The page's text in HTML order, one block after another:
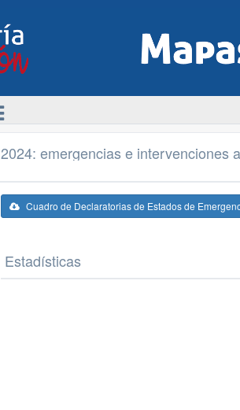
2024: emergencias e intervenciones
Cuadro de Declaratorias de Estados de
Estadísticas